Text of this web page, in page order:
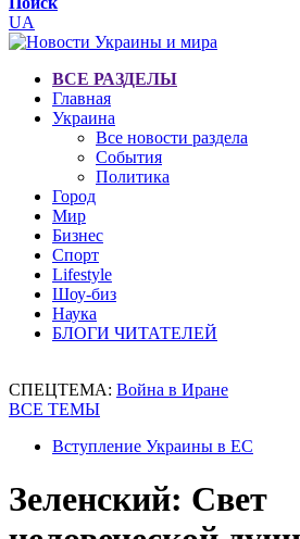
UA
ВСЕ РАЗДЕЛЫ
Главная
Украина
Все новости раздела
События
Политика
Город
Мир
Бизнес
Спорт
Lifestyle
Шоу-биз
Наука
БЛОГИ ЧИТАТЕЛЕЙ
СПЕЦТЕМА: Война в Иране
ВСЕ ТЕМЫ
Вступление Украины в ЕС
Зеленский: Свет